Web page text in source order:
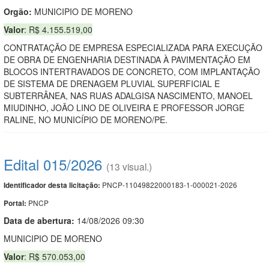
Orgão: MUNICIPIO DE MORENO
Valor: R$ 4.155.519,00
CONTRATAÇÃO DE EMPRESA ESPECIALIZADA PARA EXECUÇÃO
DE OBRA DE ENGENHARIA DESTINADA À PAVIMENTAÇÃO EM
BLOCOS INTERTRAVADOS DE CONCRETO, COM IMPLANTAÇÃO
DE SISTEMA DE DRENAGEM PLUVIAL SUPERFICIAL E
SUBTERRÂNEA, NAS RUAS ADALGISA NASCIMENTO, MANOEL
MIUDINHO, JOÃO LINO DE OLIVEIRA E PROFESSOR JORGE
RALINE, NO MUNICÍPIO DE MORENO/PE.
Edital 015/2026 (13 visual.)
Identificador desta licitação: PNCP-11049822000183-1-000021-2026
Portal: PNCP
Data de abertura: 14/08/2026 09:30
MUNICIPIO DE MORENO
Valor: R$ 570.053,00